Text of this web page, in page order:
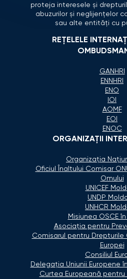
proteja interesele și
abuzurilor și neglijențelor
sau alte entități cu
REȚELELE
GANHRI
ENNHRI
ENO
IOI
AOMF
EOI
ENOC
ORGANIZAŢII
Organizaţia
Oficiul Înaltului Comisar
Omului
UNICEF
UNDP
UNHCR
Misiunea OSCE
Asociaţia pentru
Comisarul pentru Drepturile
Europei
Consiliul
Delegaţia Uniunii Europene
Curtea Europeană pentru